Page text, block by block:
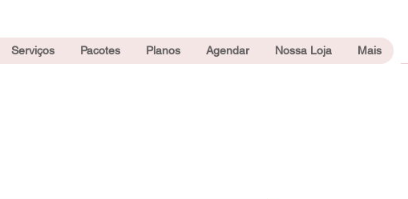
Serviços Pacotes Planos Agendar Nossa Loja Mais